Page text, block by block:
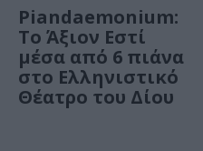
Piandaemonium:
Το Άξιον Εστί
μέσα από 6 πιάνα
στο Ελληνιστικό
Θέατρο του Δίου